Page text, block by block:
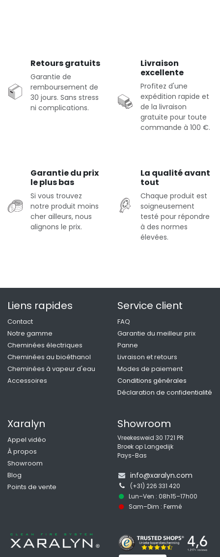
Retours gratuits
Garantie de
remboursement de
30 jours. Sans stress
ni complications.
Livraison
excellente
Profitez d'une
expédition rapide et
de la livraison
gratuite pour toute
commande à 100 €.
Garantie du prix
le plus bas
Si vous trouvez
notre produit moins
cher ailleurs, nous
alignons le prix.
La qualité avant
tout
Chaque produit est
soigneusement
testé pour répondre
à des normes
élevées.
Liens rapides
Contact
Notre gamme
Cheminées électriques
Cheminées au bioéthanol
Cheminées à vapeur d'eau
Accessoires
Service client
FAQ
Garantie du meilleur prix
Panne
Livraison et retours
Modes de paiement
Conditions générales
Déclaration de confidentialité
Xaralyn
Appel vidéo
À propos
Showroom
Blog
Points de vente
Showroom
Vreekesweid 30 1721 PR
Broek op Langedijk
Pays-Bas
info@xaralyn.com
(+31) 226 331 420
Lun–Ven : 08h15–17h00
Sam–Dim : Fermé